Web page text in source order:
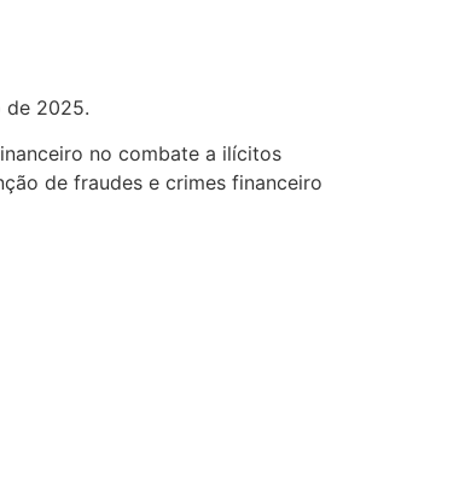
de 2025.
no combate a ilícitos
de fraudes e crimes financeiro